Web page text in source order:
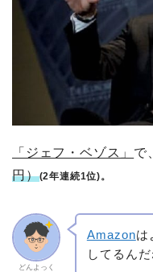
「ジェフ・ベゾス」 で
円）(2年連続1位)。
どんよっく
Amazonは
してるんだ